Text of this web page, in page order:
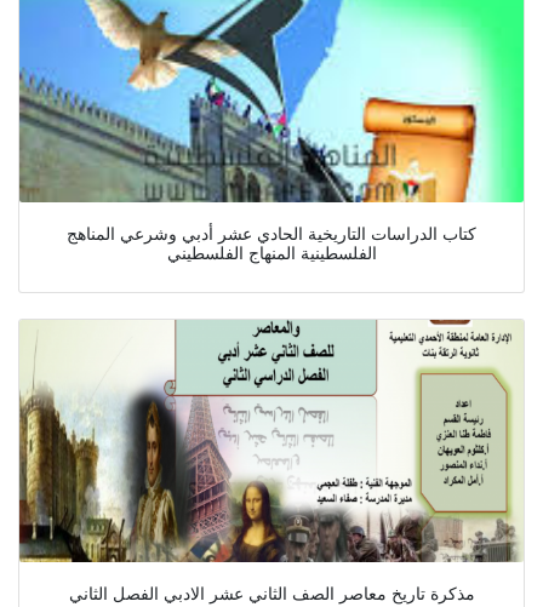
كتاب الدراسات التاريخية الحادي عشر أدبي وشرعي المناهج
الفلسطينية المنهاج الفلسطيني
مذكرة تاريخ معاصر الصف الثاني عشر الادبي الفصل الثاني